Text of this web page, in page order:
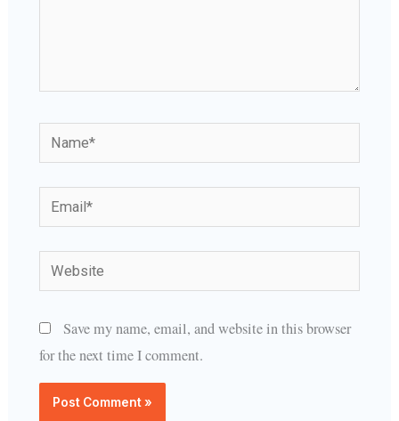
Name*
Email*
Website
Save my name, email, and website in this browser
for the next time I comment.